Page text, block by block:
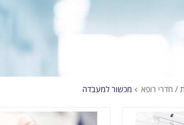
/ חדרי רופא מכשור למעבדה